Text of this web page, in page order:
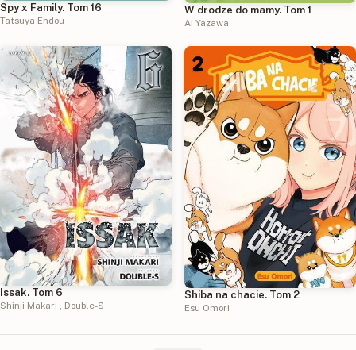
Spy x Family. Tom 16
Tatsuya Endou
W drodze do mamy. Tom 1
Ai Yazawa
Issak. Tom 6
Shinji Makari Double-S
Shiba na chacie. Tom 2
Esu Omori